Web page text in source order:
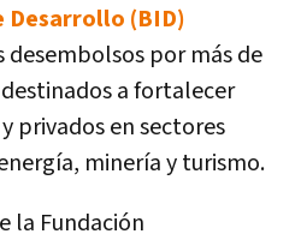
Desarrollo (BID)
por más de
destinados a fortalecer
privados en sectores
minería y turismo.
la Fundación